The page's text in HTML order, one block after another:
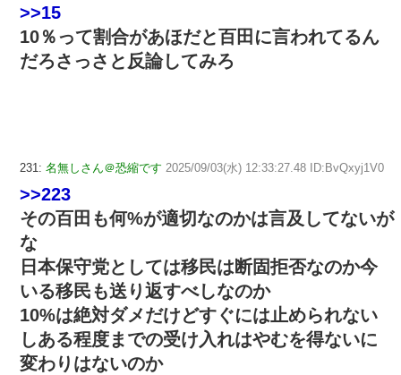
>>15
10％って割合があほだと百田に言われてるん
だろさっさと反論してみろ
231: 名無しさん＠恐縮です 2025/09/03(水) 12:33:27.48 ID:BvQxyj1V0
>>223
その百田も何%が適切なのかは言及してないが
な
日本保守党としては移民は断固拒否なのか今
いる移民も送り返すべしなのか
10%は絶対ダメだけどすぐには止められない
しある程度までの受け入れはやむを得ないに
変わりはないのか